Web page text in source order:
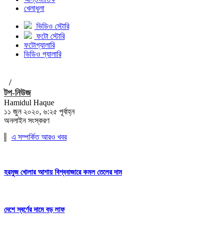
খেলাধুলা
ভিডিও স্টোরি
ফটো স্টোরি
ফটোগ্যালারি
ভিডিও গ্যালারি
/
টপ-নিউজ
Hamidul Haque
১১ জুন ২০২০, ৬:২৫ পূর্বাহ্ন
অনলাইন সংস্করণ
এ সম্পর্কিত আরও খবর
হরমুজ খোলার আশায় বিশ্ববাজারে কমল তেলের দাম
দেশে স্বর্ণের দামে বড় লাফ